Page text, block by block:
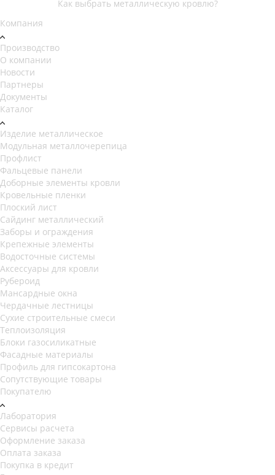
Как выбрать металлическую кровлю?
Компания
Производство
О компании
Новости
Партнеры
Документы
Каталог
Изделие металлическое
Модульная металлочерепица
Профлист
Фальцевые панели
Доборные элементы кровли
Кровельные пленки
Плоский лист
Сайдинг металлический
Заборы и ограждения
Крепежные элементы
Водосточные системы
Аксессуары для кровли
Рубероид
Мансардные окна
Чердачные лестницы
Сухие строительные смеси
Теплоизоляция
Блоки газосиликатные
Фасадные материалы
Профиль для гипсокартона
Сопутствующие товары
Покупателю
Лаборатория
Сервисы расчета
Оформление заказа
Оплата заказа
Покупка в кредит